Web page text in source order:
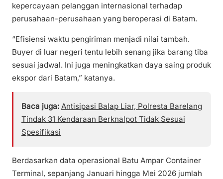
kepercayaan pelanggan internasional terhadap
perusahaan-perusahaan yang beroperasi di Batam.
“Efisiensi waktu pengiriman menjadi nilai tambah.
Buyer di luar negeri tentu lebih senang jika barang tiba
sesuai jadwal. Ini juga meningkatkan daya saing produk
ekspor dari Batam,” katanya.
Baca juga: Antisipasi Balap Liar, Polresta Barelang
Tindak 31 Kendaraan Berknalpot Tidak Sesuai
Spesifikasi
Berdasarkan data operasional Batu Ampar Container
Terminal, sepanjang Januari hingga Mei 2026 jumlah